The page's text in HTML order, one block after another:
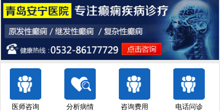
医师咨询 分析病情 咨询费用 电话问诊